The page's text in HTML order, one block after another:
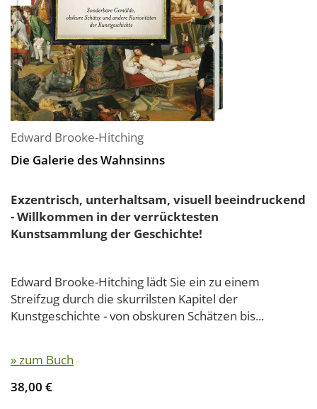
Edward Brooke-Hitching
Die Galerie des Wahnsinns
Exzentrisch, unterhaltsam, visuell beeindruckend
- Willkommen in der verrücktesten
Kunstsammlung der Geschichte!
Edward Brooke-Hitching lädt Sie ein zu einem
Streifzug durch die skurrilsten Kapitel der
Kunstgeschichte - von obskuren Schätzen bis...
» zum Buch
38,00 €